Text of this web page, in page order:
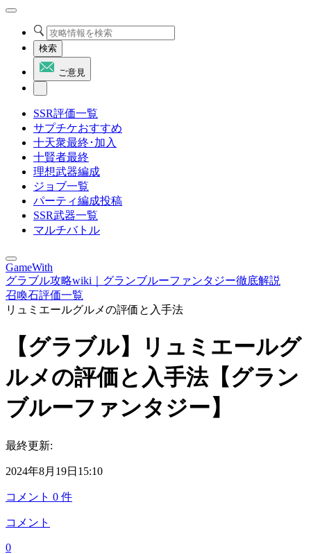
検索
ご意見
SSR評価一覧
サプチケおすすめ
十天衆最終･加入
十賢者最終
理想武器編成
ジョブ一覧
パーティ編成投稿
SSR武器一覧
マルチバトル
GameWith
グラブル攻略wiki｜グランブルーファンタジー徹底解説
召喚石評価一覧
リュミエールグルメの評価と入手法
【グラブル】リュミエールグ
ルメの評価と入手法【グラン
ブルーファンタジー】
最終更新:
2024年8月19日15:10
コメント 0 件
コメント
0